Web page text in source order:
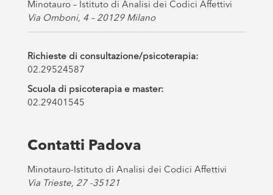
Minotauro – Istituto di Analisi dei Codici Affettivi
Via Omboni, 4 – 20129 Milano
Richieste di consultazione/psicoterapia:
02.29524587
Scuola di psicoterapia e master:
02.29401545
Contatti Padova
Minotauro-Istituto di Analisi dei Codici Affettivi
Via Trieste, 27 -35121